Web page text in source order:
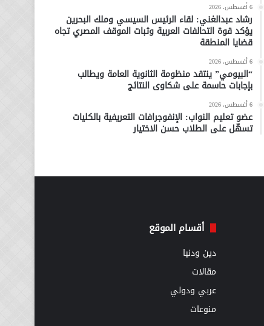
6 أغسطس، 2026
رشاد عبدالغني: لقاء الرئيس السيسي وملك البحرين
يؤكد قوة التحالفات العربية وثبات الموقف المصري تجاه
قضايا المنطقة
6 أغسطس، 2026
“البيومي” ينتقد منظومة الثانوية العامة ويطالب
بإجابات حاسمة على شكاوى النتائج
6 أغسطس، 2026
عضو تعليم النواب: الإنفوجرافات التعريفية بالكليات
تسهّل على الطلاب حسن الاختيار
أقسام الموقع
دين ودنيا
مقالات
عربي ودولي
منوعات